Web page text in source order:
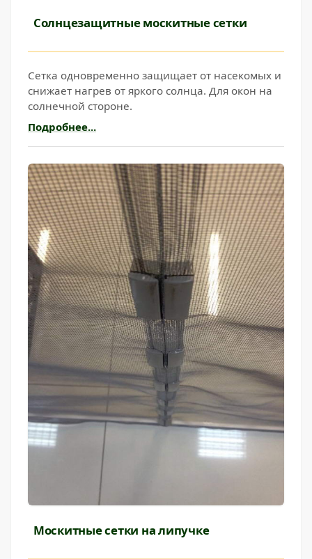
Солнцезащитные москитные сетки
Сетка одновременно защищает от насекомых и
снижает нагрев от яркого солнца. Для окон на
солнечной стороне.
Подробнее...
Москитные сетки на липучке